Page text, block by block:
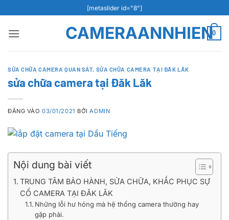
qua
nội
[metaslider id="8"]
CAMERAANNHIEN0
SỬA CHỮA CAMERA QUAN SÁT, SỬA CHỮA CAMERA TẠI ĐĂK LĂK
sửa chữa camera tại Đăk Lăk
ĐĂNG VÀO03/01/2021 BỞIADMIN
Nội dung bài viết
TRUNG TÂM BẢO HÀNH, SỬA CHỮA, KHẮC PHỤC SỰ
CỐ CAMERA TẠI ĐĂK LĂK
Những lỗi hư hỏng mà hệ thống camera thường hay
gặp phải.